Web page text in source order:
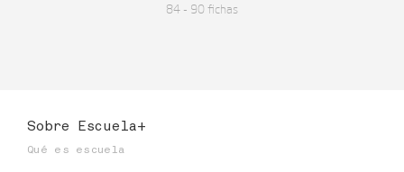
84 - 90 fichas
Sobre Escuela+
Qué es escuela